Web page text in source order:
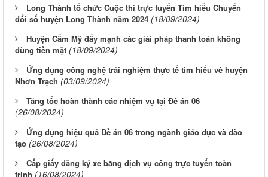
Long Thành tổ chức Cuộc thi trực tuyến Tìm hiểu Chuyển
đổi số huyện Long Thành năm 2024 (18/09/2024)
Huyện Cẩm Mỹ đẩy mạnh các giải pháp thanh toán không
dùng tiền mặt (18/09/2024)
Ứng dụng công nghệ trải nghiệm thực tế tìm hiểu về huyện
Nhơn Trạch (03/09/2024)
Tăng tốc hoàn thành các nhiệm vụ tại Đề án 06
(26/08/2024)
Ứng dụng hiệu quả Đề án 06 trong ngành giáo dục và đào
tạo (26/08/2024)
Cấp giấy đăng ký xe bằng dịch vụ công trực tuyến toàn
trình (16/08/2024)